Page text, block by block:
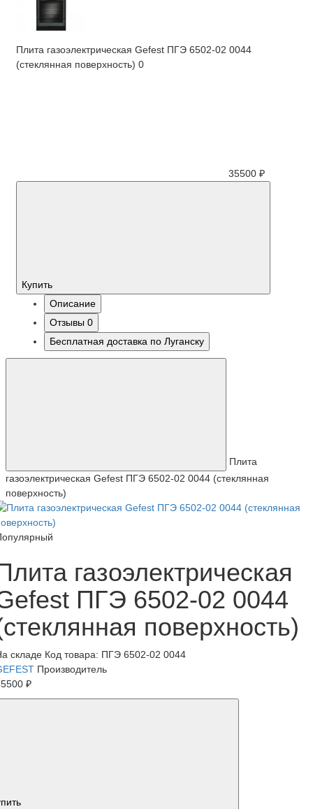
Плита газоэлектрическая Gefest ПГЭ 6502-02 0044
(стеклянная поверхность) 0
35500 ₽
Купить
Описание
Отзывы 0
Бесплатная доставка по Луганску
Плита
газоэлектрическая Gefest ПГЭ 6502-02 0044 (стеклянная
поверхность)
газоэлектрическая
ПГЭ 6502-02 0044
поверхность)
складе Код товара: ПГЭ 6502-02 0044
Производитель
₽